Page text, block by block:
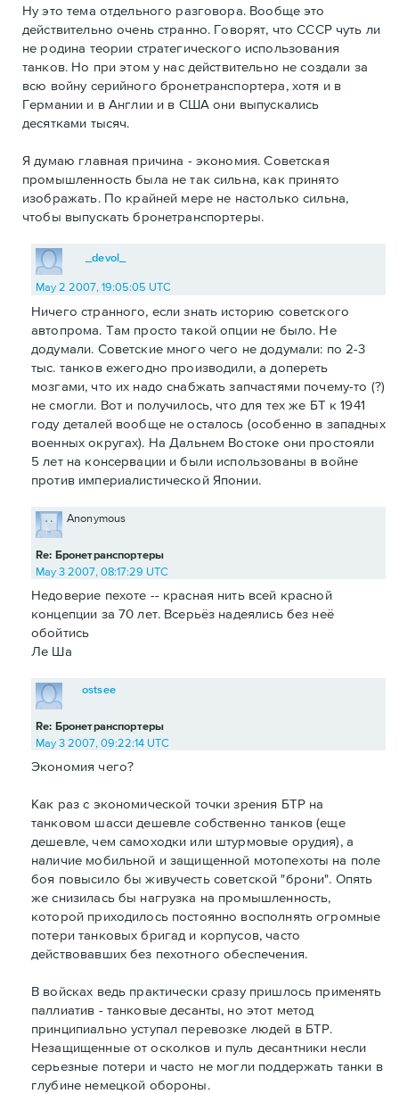
Ну это тема отдельного разговора. Вообще это
действительно очень странно. Говорят, что СССР чуть ли
не родина теории стратегического использования
танков. Но при этом у нас действительно не создали за
всю войну серийного бронетранспортера, хотя и в
Германии и в Англии и в США они выпускались
десятками тысяч.
Я думаю главная причина - экономия. Советская
промышленность была не так сильна, как принято
изображать. По крайней мере не настолько сильна,
чтобы выпускать бронетранспортеры.
_devol_
May 2 2007, 19:05:05 UTC
Ничего странного, если знать историю советского
автопрома. Там просто такой опции не было. Не
додумали. Советские много чего не додумали: по 2-3
тыс. танков ежегодно производили, а допереть
мозгами, что их надо снабжать запчастями почему-то (?)
не смогли. Вот и получилось, что для тех же БТ к 1941
году деталей вообще не осталось (особенно в западных
военных округах). На Дальнем Востоке они простояли
5 лет на консервации и были использованы в войне
против империалистической Японии.
Re: Бронетранспортеры
Anonymous
May 3 2007, 08:17:29 UTC
Недоверие пехоте -- красная нить всей красной
концепции за 70 лет. Всерьёз надеялись без неё
обойтись
Ле Ша
Re: Бронетранспортеры
ostsee
May 3 2007, 09:22:14 UTC
Экономия чего?
Как раз с экономической точки зрения БТР на
танковом шасси дешевле собственно танков (еще
дешевле, чем самоходки или штурмовые орудия), а
наличие мобильной и защищенной мотопехоты на поле
боя повысило бы живучесть советской "брони". Опять
же снизилась бы нагрузка на промышленность,
которой приходилось постоянно восполнять огромные
потери танковых бригад и корпусов, часто
действовавших без пехотного обеспечения.
В войсках ведь практически сразу пришлось применять
паллиатив - танковые десанты, но этот метод
принципиально уступал перевозке людей в БТР.
Незащищенные от осколков и пуль десантники несли
серьезные потери и часто не могли поддержать танки в
глубине немецкой обороны.